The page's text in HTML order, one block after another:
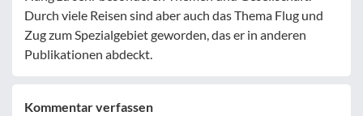
Durch viele Reisen sind aber auch das Thema Flug und
Zug zum Spezialgebiet geworden, das er in anderen
Publikationen abdeckt.
Kommentar verfassen